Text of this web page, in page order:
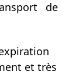
de
et très